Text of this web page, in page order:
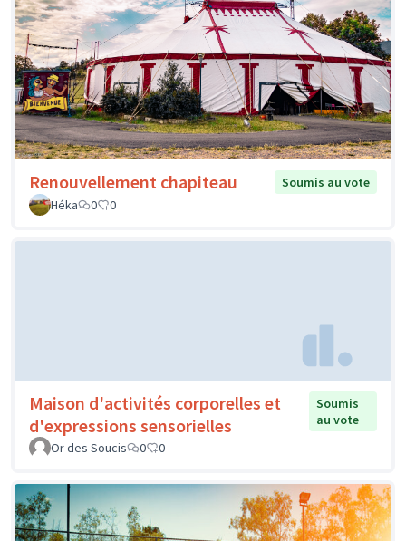
Renouvellement chapiteau
Soumis au vote
Héka
0 0
Maison d'activités corporelles et
d'expressions sensorielles
Soumis
au vote
Or des Soucis
0 0